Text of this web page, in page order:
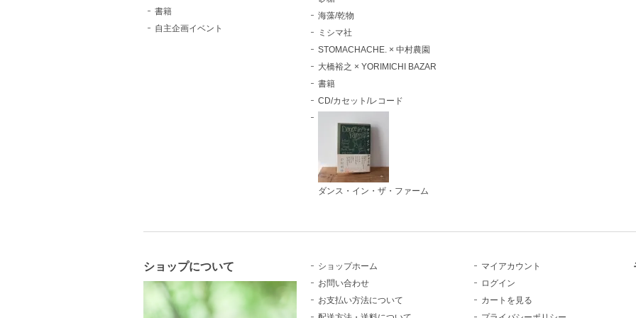
書籍
自主企画イベント
海藻/乾物
ミシマ社
STOMACHACHE. × 中村農園
大橋裕之 × YORIMICHI BAZAR
書籍
CD/カセット/レコード
ダンス・イン・ザ・ファーム
ショップについて
ショップホーム
お問い合わせ
お支払い方法について
マイアカウント
ログイン
カートを見る